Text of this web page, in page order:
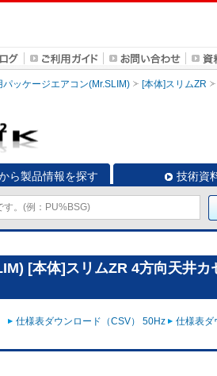
パッケージエアコン(Mr.SLIM) [本体]スリムZR
ら製品情報を探す 技術資
[本体]スリムZR 4方向天井カ
仕様表ダウンロード（CSV） 50Hz 仕様表ダ